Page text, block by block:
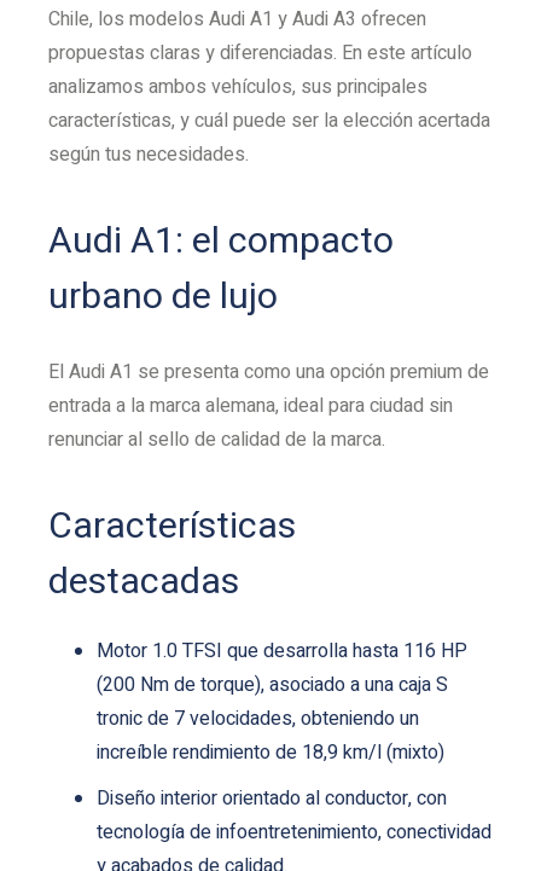
Chile, los modelos Audi A1 y Audi A3 ofrecen
propuestas claras y diferenciadas. En este artículo
analizamos ambos vehículos, sus principales
características, y cuál puede ser la elección acertada
según tus necesidades.
Audi A1: el compacto
urbano de lujo
El Audi A1 se presenta como una opción premium de
entrada a la marca alemana, ideal para ciudad sin
renunciar al sello de calidad de la marca.
Características
destacadas
Motor 1.0 TFSI que desarrolla hasta 116 HP
(200 Nm de torque), asociado a una caja S
tronic de 7 velocidades, obteniendo un
increíble rendimiento de 18,9 km/l (mixto)
Diseño interior orientado al conductor, con
tecnología de infoentretenimiento, conectividad